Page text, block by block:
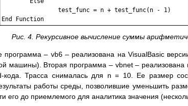
End Function
Рис. 4. Рекурсивное вычисление суммы
программа – vb6 – реализована на VisualBasic
машины). Вторая программа – vbnet – реализована
кода. Трасса снималась для n = 10. Ее размер
работы среды, позволившие уменьшить
его до приемлемого для аналитика значения